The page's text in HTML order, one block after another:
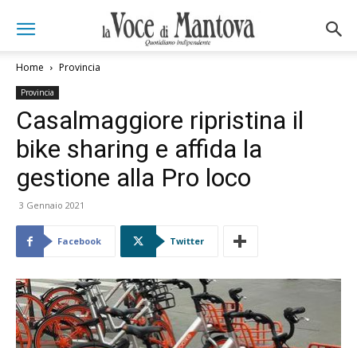
Home Provincia
Provincia
Casalmaggiore ripristina il
bike sharing e affida la
gestione alla Pro loco
3 Gennaio 2021
Facebook Twitter